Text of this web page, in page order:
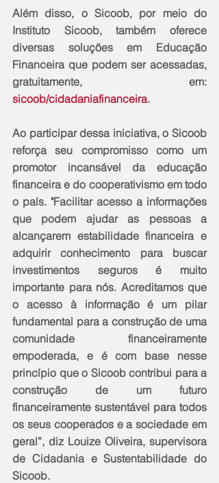
Além disso, o Sicoob, por meio do
Instituto Sicoob, também oferece
diversas soluções em Educação
Financeira que podem ser acessadas,
sicoob/cidadaniafinanceira.
Ao participar dessa iniciativa, o Sicoob
reforça seu compromisso como um
promotor incansável da educação
financeira e do cooperativismo em todo
o país. "Facilitar acesso a informações
que podem ajudar as pessoas a
alcançarem estabilidade financeira e
adquirir conhecimento para buscar
investimentos seguros é muito
importante para nós. Acreditamos que
o acesso à informação é um pilar
fundamental para a construção de uma
comunidade financeiramente
empoderada, e é com base nesse
princípio que o Sicoob contribui para a
construção de um futuro
financeiramente sustentável para todos
os seus cooperados e a sociedade em
geral”, diz Louize Oliveira, supervisora
de Cidadania e Sustentabilidade do
Sicoob.